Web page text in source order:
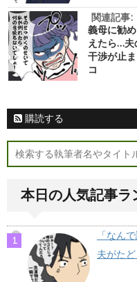
関連記事:
義母に勧
えたら…夫
干渉が止
コ
購読する
本日の人気記事ラ
「なん
夫がた